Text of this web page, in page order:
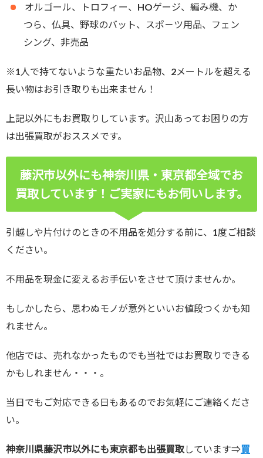
オルゴール、トロフィー、HOゲージ、編み機、か
つら、仏具、野球のバット、スポ－ツ用品、フェン
シング、非売品
※1人で持てないような重たいお品物、2メートルを超える
長い物はお引き取りも出来ません！
上記以外にもお買取りしています。沢山あってお困りの方
は出張買取がおススメです。
藤沢市以外にも神奈川県・東京都全域でお
買取しています！ご実家にもお伺いします。
引越しや片付けのときの不用品を処分する前に、1度ご相談
ください。
不用品を現金に変えるお手伝いをさせて頂けませんか。
もしかしたら、思わぬモノが意外といいお値段つくかも知
れません。
他店では、売れなかったものでも当社ではお買取りできる
かもしれません・・・。
当日でもご対応できる日もあるのでお気軽にご連絡くださ
い。
神奈川県藤沢市以外にも東京都も出張買取しています⇒買